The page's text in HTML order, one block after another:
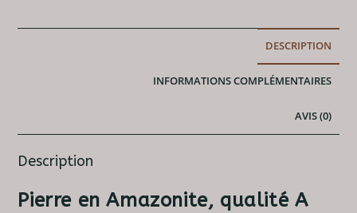
A
DESCRIPTION
INFORMATIONS COMPLÉMENTAIRES
AVIS (0)
Description
Pierre en Amazonite, qualité A